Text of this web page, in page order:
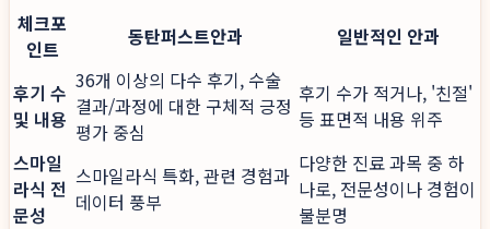
체크포
인트
동탄퍼스트안과 일반적인 안과
후기 수
및 내용
36개 이상의 다수 후기, 수술
결과/과정에 대한 구체적 긍정
평가 중심
후기 수가 적거나, '친절'
등 표면적 내용 위주
스마일
라식 전
문성
스마일라식 특화, 관련 경험과
데이터 풍부
다양한 진료 과목 중 하
나로, 전문성이나 경험이
불분명